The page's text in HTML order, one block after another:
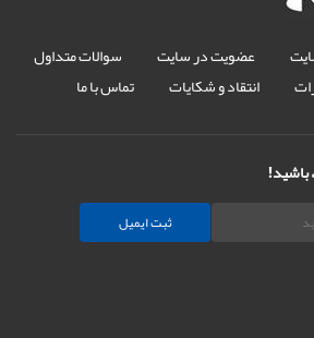
عضویت در سایت
سوالات متداول
انتقاد و شکایات تماس با ما
باشید!
ثبت ایمیل